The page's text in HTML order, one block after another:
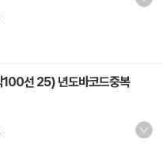
100선 25) 년도바코드중복